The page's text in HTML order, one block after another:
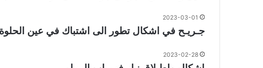
2023-03-01
جـريـح في اشكال تطور الى اشتباك في عين الحلوة
2023-02-28